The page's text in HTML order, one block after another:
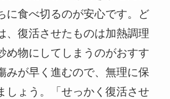
に食べ切るのが安心です。ど
、復活させたものは加熱調理
め物にしてしまうのがおすす
みが早く進むので、無理に保
しょう。「せっかく復活させ